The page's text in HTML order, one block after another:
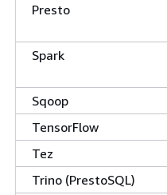
Presto
Spark
Sqoop
TensorFlow
Tez
Trino (PrestoSQL)